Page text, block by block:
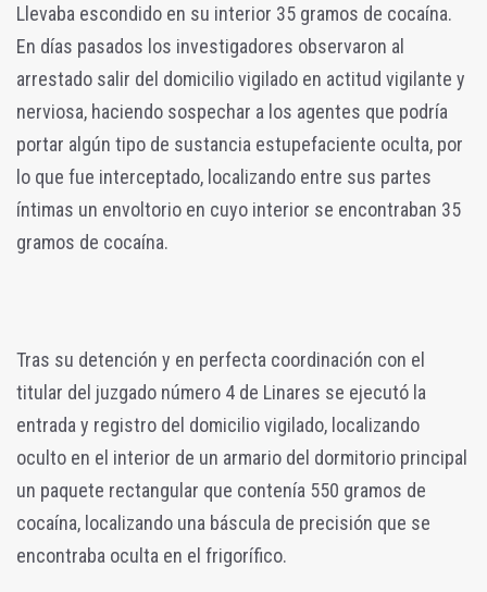
Llevaba escondido en su interior 35 gramos de cocaína.
En días pasados los investigadores observaron al
arrestado salir del domicilio vigilado en actitud vigilante y
nerviosa, haciendo sospechar a los agentes que podría
portar algún tipo de sustancia estupefaciente oculta, por
lo que fue interceptado, localizando entre sus partes
íntimas un envoltorio en cuyo interior se encontraban 35
gramos de cocaína.
Tras su detención y en perfecta coordinación con el
titular del juzgado número 4 de Linares se ejecutó la
entrada y registro del domicilio vigilado, localizando
oculto en el interior de un armario del dormitorio principal
un paquete rectangular que contenía 550 gramos de
cocaína, localizando una báscula de precisión que se
encontraba oculta en el frigorífico.